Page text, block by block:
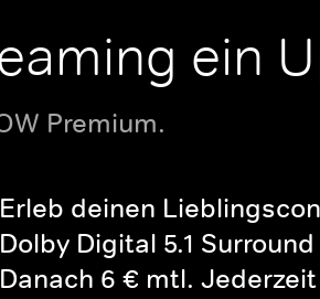
ein
Premium.
Erleb deinen
Dolby Digital 5.1
Danach 6 € mtl.